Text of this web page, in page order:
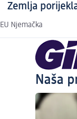
Zemlja
EU Njemačka
Naša